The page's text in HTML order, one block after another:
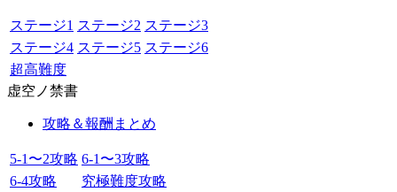
ステージ1 ステージ2 ステージ3
ステージ4 ステージ5 ステージ6
超高難度
虚空ノ禁書
攻略＆報酬まとめ
5-1〜2攻略 6-1〜3攻略
6-4攻略
究極難度攻略